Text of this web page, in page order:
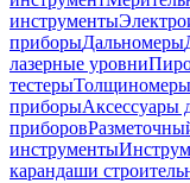
инструменты
приборыДальномеры
лазерные уровни
тестерыТолщиномеры
приборыАксессуары
приборов
инструменты
карандаши